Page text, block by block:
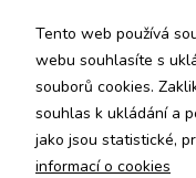
navrženo WC a
obsahuje i WC pro
objektu.
Tento web používá
webu souhlasíte s
souborů cookies.
souhlas k ukládání a
jako jsou statistické,
informací o cookies